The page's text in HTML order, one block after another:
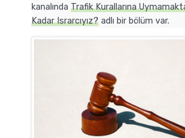
kanalında Trafik Kurallarına
Kadar Israrcıyız? adlı bir bölüm var.